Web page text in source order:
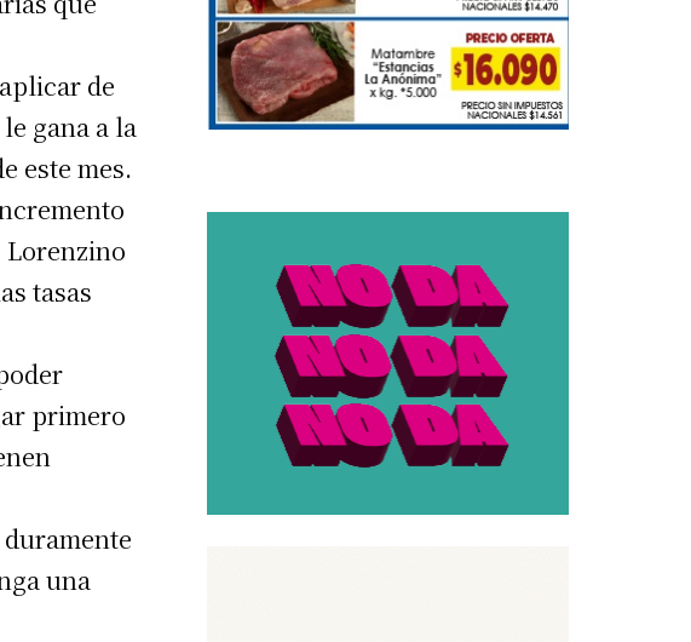
de
gana a la
este mes.
Lorenzino
tasas
primero
una